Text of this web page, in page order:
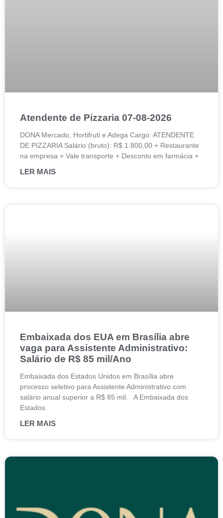
Atendente de Pizzaria 07-08-2026
DONA Mercado, Hortifruti e Adega Cargo: ATENDENTE
DE PIZZARIA Salário (bruto): R$ 1.800,00 + Restaurante
na empresa + Vale transporte + Desconto em farmácia +
LER MAIS
Embaixada dos EUA em Brasília abre
vaga para Assistente Administrativo:
Salário de R$ 85 mil/Ano
Embaixada dos Estados Unidos em Brasília abre
processo seletivo para Assistente Administrativo com
salário anual superior a R$ 85 mil. A Embaixada dos
Estados
LER MAIS